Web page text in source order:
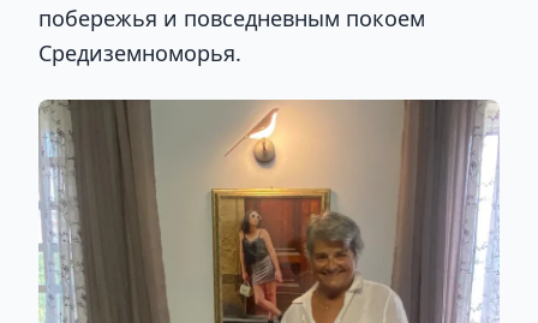
побережья и повседневным покоем
Средиземноморья.